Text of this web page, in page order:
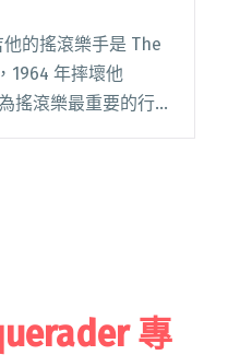
的搖滾樂手是 The
1964 年摔壞他
搖滾樂最重要的行為
專